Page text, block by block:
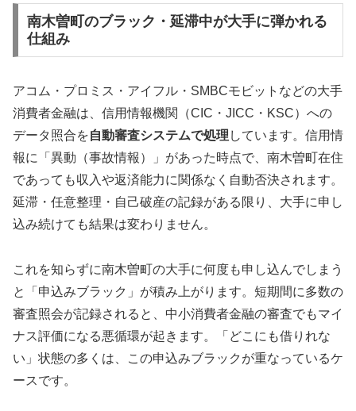
南木曽町のブラック・延滞中が大手に弾かれる
仕組み
アコム・プロミス・アイフル・SMBCモビットなどの大手
消費者金融は、信用情報機関（CIC・JICC・KSC）への
データ照合を自動審査システムで処理 しています。信用情
報に「異動（事故情報）」があった時点で、南木曽町在住
であっても収入や返済能力に関係なく自動否決されます。
延滞・任意整理・自己破産の記録がある限り、大手に申し
込み続けても結果は変わりません。
これを知らずに南木曽町の大手に何度も申し込んでしまう
と「申込みブラック」が積み上がります。短期間に多数の
審査照会が記録されると、中小消費者金融の審査でもマイ
ナス評価になる悪循環が起きます。「どこにも借りれな
い」状態の多くは、この申込みブラックが重なっているケ
ースです。